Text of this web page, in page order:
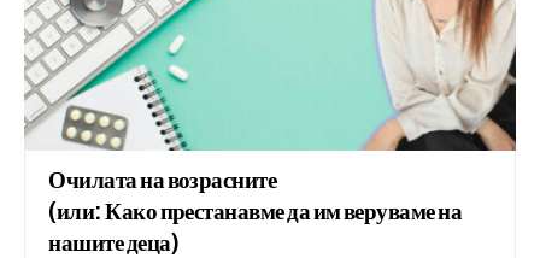
Очилата на возрасните
(или: Како престанавме да им веруваме на
нашите деца)